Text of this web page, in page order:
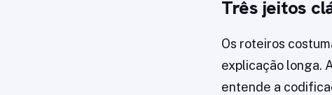
Três jeitos
Os roteiros
explicação longa.
entende a